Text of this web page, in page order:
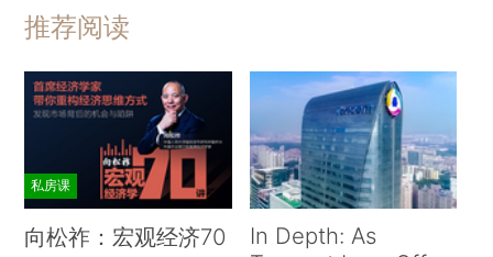
推荐阅读
私房课
向松祚：宏观经济70
In Depth: As